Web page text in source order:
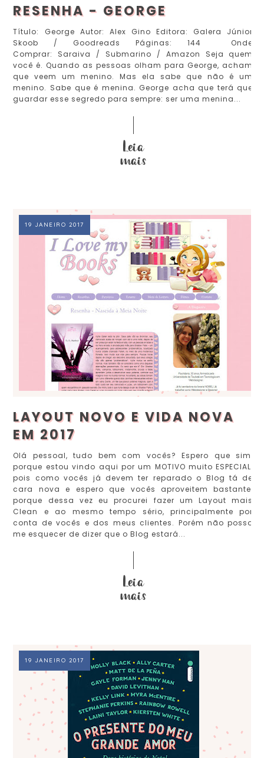
RESENHA - GEORGE
Título: George Autor: Alex Gino Editora: Galera Júnior
Skoob / Goodreads Páginas: 144 Onde
Comprar: Saraiva / Submarino / Amazon Seja quem
você é. Quando as pessoas olham para George, acham
que veem um menino. Mas ela sabe que não é um
menino. Sabe que é menina. George acha que terá que
guardar esse segredo para sempre: ser uma menina...
19 JANEIRO 2017
LAYOUT NOVO E VIDA NOVA
EM 2017
Olá pessoal, tudo bem com vocês? Espero que sim,
porque estou vindo aqui por um MOTIVO muito ESPECIAL,
pois como vocês já devem ter reparado o Blog tá de
cara nova e espero que vocês aproveitem bastante,
porque dessa vez eu procurei fazer um Layout mais
Clean e ao mesmo tempo sério, principalmente por
conta de vocês e dos meus clientes. Porém não posso
me esquecer de dizer que o Blog estará...
19 JANEIRO 2017